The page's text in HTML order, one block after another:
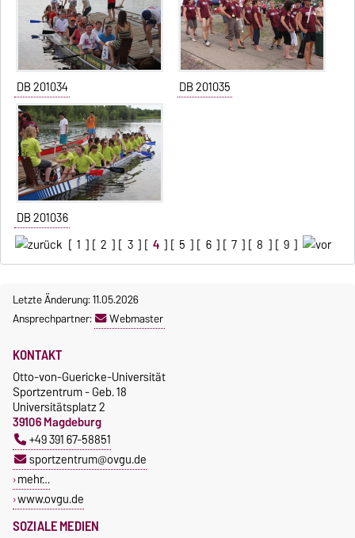
DB 201034 DB 201035
DB 201036
[ 1 ] [ 2 ] [ 3 ] [ 4 ] [ 5 ] [ 6 ] [ 7 ] [ 8 ] [ 9 ]
Letzte Änderung: 11.05.2026
Ansprechpartner:
Webmaster
SOZIALE MEDIEN
KONTAKT
Otto-von-Guericke-Universität
Sportzentrum - Geb. 18
Universitätsplatz 2
39106 Magdeburg
+49 391 67-58851
sportzentrum@ovgu.de
mehr…
www.ovgu.de